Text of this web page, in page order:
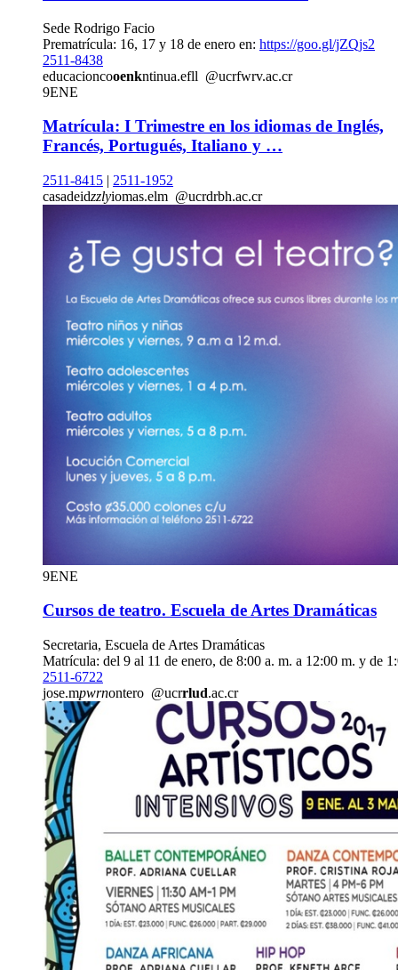
Sede Rodrigo Facio
Prematrícula: 16, 17 y 18 de enero en: https://goo.gl/jZQjs2
2511-8438
educacioncooenkntinua.efll @ucrfwrv.ac.cr
9ENE
Matrícula: I Trimestre en los idiomas de Inglés,
Francés, Portugués, Italiano y …
2511-8415 | 2511-1952
casadeidzzlyiomas.elm @ucrdrbh.ac.cr
9ENE
Cursos de teatro. Escuela de Artes Dramáticas
Secretaria, Escuela de Artes Dramáticas
Matrícula: del 9 al 11 de enero, de 8:00 a. m. a 12:00 m. y de
2511-6722
jose.mpwrnontero @ucrrlud.ac.cr